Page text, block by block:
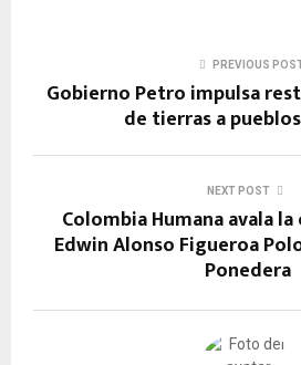
b
o
s
A
p
gr
a
m
n
g
er
Li
n
k
PREVIOUS
Gobierno Petro impulsa
de tierras a
NEXT POST
Colombia Humana avala
Edwin Alonso Figueroa
Ponedera